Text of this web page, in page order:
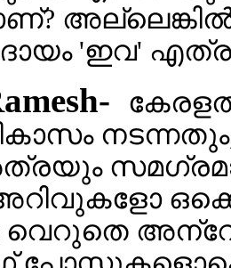
അല്ലെങ്കില്‍
'ഇവ'
നടന്നതും,
വെറുതെ